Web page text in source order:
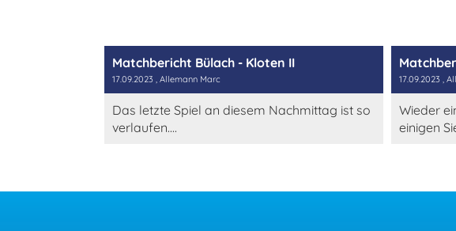
Matchbericht Bülach - Kloten II
17.09.2023 , Allemann Marc
Das letzte Spiel an diesem Nachmittag ist so
verlaufen....
17.09.2023 ,
Wieder
einigen